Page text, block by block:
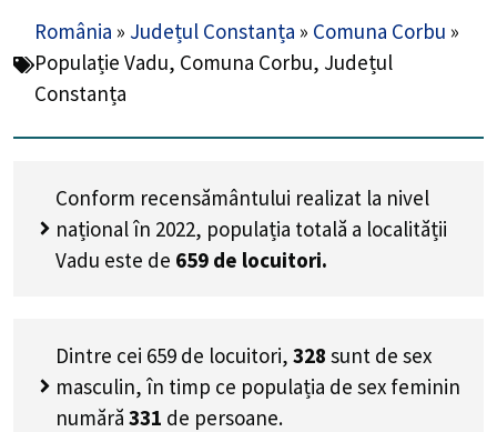
România » Județul Constanța » Comuna Corbu »
Populație Vadu, Comuna Corbu, Județul
Constanța
Conform recensământului realizat la nivel
național în 2022, populația totală a localității
Vadu este de 659 de locuitori.
Dintre cei 659 de locuitori, 328 sunt de sex
masculin, în timp ce populația de sex feminin
numără 331 de persoane.